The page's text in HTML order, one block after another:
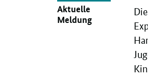
Aktuelle
Meldung